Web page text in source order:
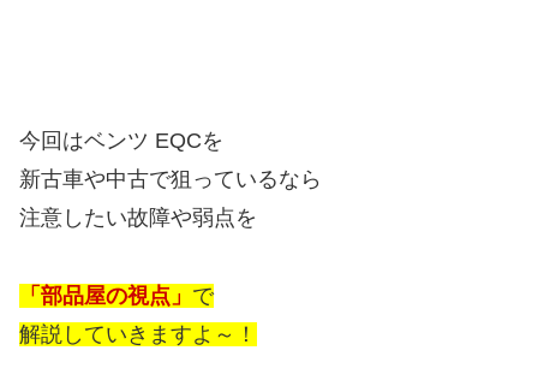
今回はベンツ EQCを
新古車や中古で狙っているなら
注意したい故障や弱点を
「部品屋の視点」 で
解説していきますよ～！